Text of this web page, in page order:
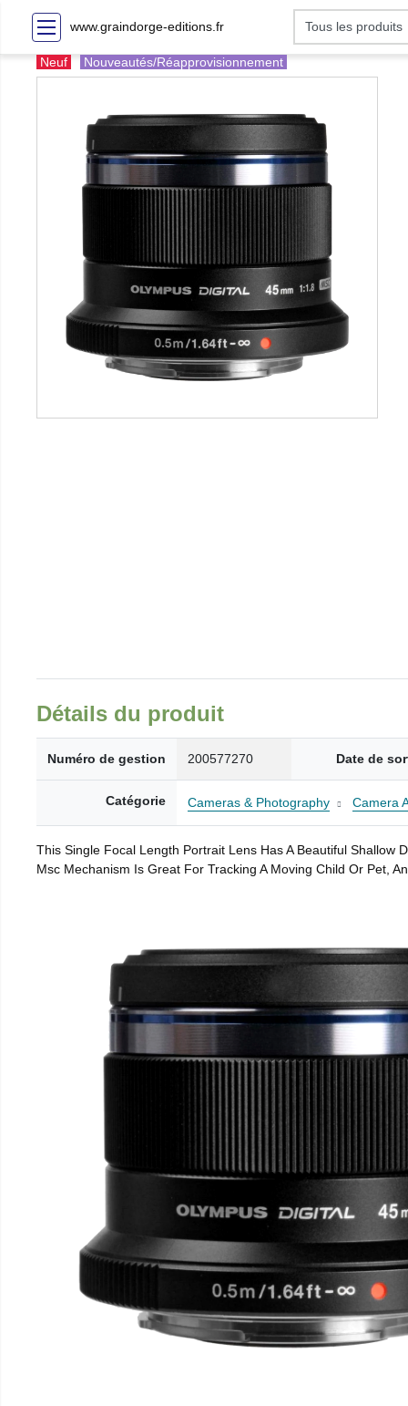
www.graindorge-editions.fr
Neuf Nouveautés/Réapprovisionnement
Détails du produit
Numéro de gestion 200577270 Date de
Catégorie Cameras & Photography Camera
This Single Focal Length Portrait Lens Has A Beautiful
Msc Mechanism Is Great For Tracking A Moving Child Or Pet,